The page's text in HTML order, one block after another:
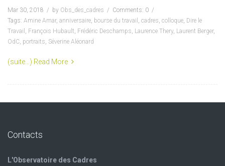
Mar 30, 2018 by Obs_des_cadres
Comments: 0
Tags: Amine Amar, anniversaire, bourse du travail , cadres, colloque, Dire le
Travail , François Hubault, Frédéric Deschamps, Laurence Thery, Laurent Berger,
OdC, portraits, Séverine Aléonard
(suite…) Read More
Contacts
L'Observatoire des Cadres